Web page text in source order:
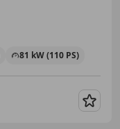
81 kW (110 PS)